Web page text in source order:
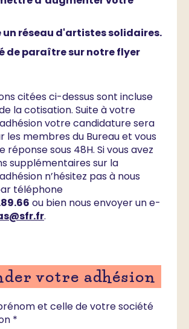
un réseau d'artistes solidaires.
de paraître sur notre flyer
citées ci-dessus sont incluse
la cotisation. Suite à votre
votre candidature sera
les membres du Bureau et vous
réponse sous 48H. Si vous avez
supplémentaires sur la
n’hésitez pas à nous
téléphone
ou bien nous envoyer un e-
.
votre adhésion
et celle de votre société
*